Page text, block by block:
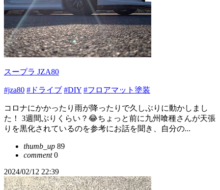
スープラ JZA80
#jza80 #ドライブ #DIY #フロアマット塗装
コロナにかかったり雨が降ったりで久しぶりに動かしまし
た！ 3週間ぶりくらい？😂ちょっと前に九州喰種さんが天張
りを黒化されているのを参考にお話を聞き、自分の...
thumb_up 89
comment0
2024/02/12 22:39